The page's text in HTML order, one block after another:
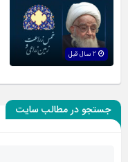
جستجو در مطالب سایت